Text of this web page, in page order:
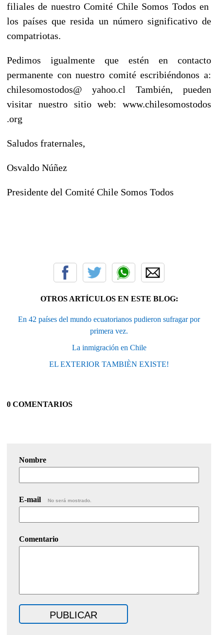
filiales de nuestro Comité Chile Somos Todos en
los países que resida un número significativo de
compatriotas.
Pedimos igualmente que estén en contacto
permanente con nuestro comité escribiéndonos a:
chilesomostodos@ yahoo.cl También, pueden
visitar nuestro sitio web: www.chilesomostodos
.org
Saludos fraternales,
Osvaldo Núñez
Presidente del Comité Chile Somos Todos
OTROS ARTÍCULOS EN ESTE BLOG:
En 42 países del mundo ecuatorianos pudieron sufragar por
primera vez.
La inmigración en Chile
EL EXTERIOR TAMBIÈN EXISTE!
0 COMENTARIOS
Nombre
E-mail No será mostrado.
Comentario